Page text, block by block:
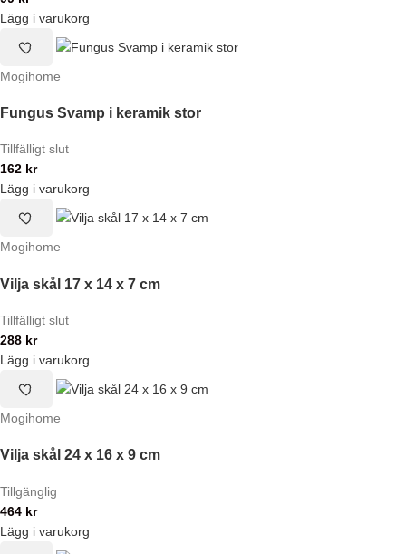
Lägg i varukorg
Mogihome
Fungus Svamp i keramik stor
Tillfälligt slut
162 kr
Lägg i varukorg
Mogihome
Vilja skål 17 x 14 x 7 cm
Tillfälligt slut
288 kr
Lägg i varukorg
Mogihome
Vilja skål 24 x 16 x 9 cm
Tillgänglig
464 kr
Lägg i varukorg